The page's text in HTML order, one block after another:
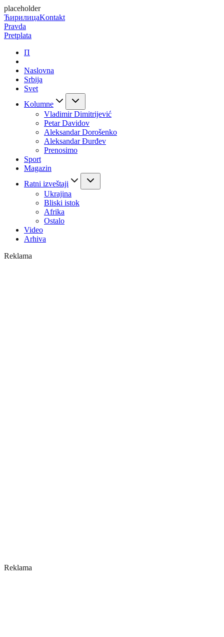
placeholder
ЋирилицаKontakt
Pravda
Pretplata
П
Naslovna
Srbija
Svet
Kolumne
Vladimir Dimitrijević
Petar Davidov
Aleksandar Dorošenko
Aleksandar Đurđev
Prenosimo
Sport
Magazin
Ratni izveštaji
Ukrajina
Bliski istok
Afrika
Ostalo
Video
Arhiva
Reklama
Reklama